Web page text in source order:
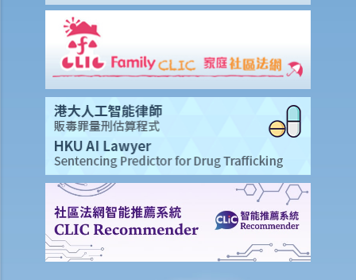
A. 哪类公司可被清盘？
1. 就上述问题，倘若「ABC 贸易公司」拒绝偿还所欠债务，我可否针对
此公司而提交清盘呈请书 ？
B. 提交清盘呈请书时要注意之事项
1. 提交清盘呈请书之程序简述
2. 清盘呈请书应包含哪些内容？
3. 我已就债项问题获得法庭之判决，惟该公司仍然拒绝还债。我应否提
出清盘呈请？
4. 除债权人外，还有何人可提出清盘呈请？
5. 我是某公司之董事及小股东 ，而 公司大股东一向将本人摒除于公司
管理层之外。我能否提出清盘呈请？
6. 我知道有另一位债权人已经提交将该公司清盘的呈请书，我是否仍需